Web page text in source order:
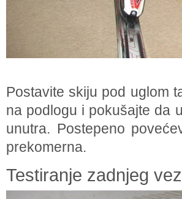
Postavite skiju pod uglom
na podlogu i pokušajte da
unutra. Postepeno
prekomerna.
Testiranje zadnjeg